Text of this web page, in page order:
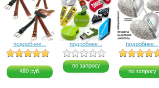
3 голоса
подробнее...
4 голоса
480 руб.
подробнее...
по запросу
подробнее...
по запросу